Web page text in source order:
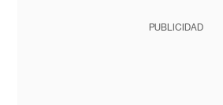
PUBLICIDAD